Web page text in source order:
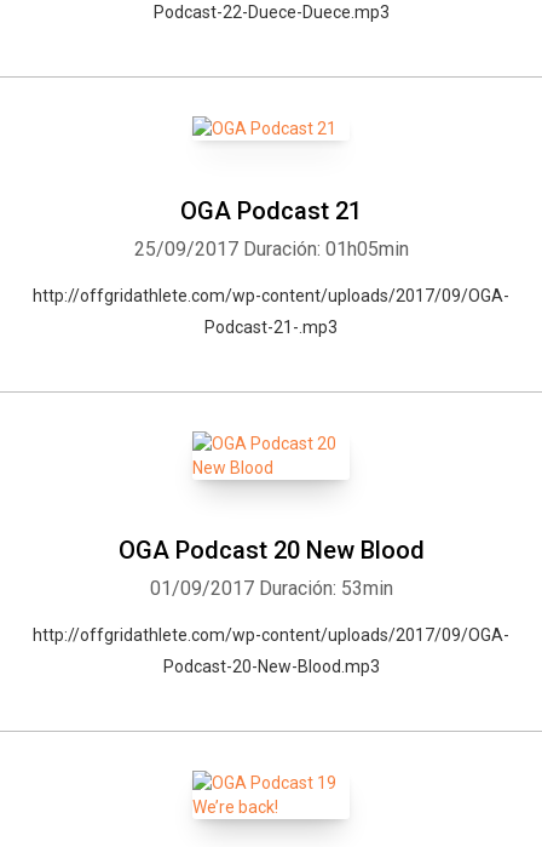
Podcast-22-Duece-Duece.mp3
OGA Podcast 21
25/09/2017 Duración: 01h05min
http://offgridathlete.com/wp-content/uploads/2017/09/OGA-
Podcast-21-.mp3
OGA Podcast 20 New Blood
01/09/2017 Duración: 53min
http://offgridathlete.com/wp-content/uploads/2017/09/OGA-
Podcast-20-New-Blood.mp3